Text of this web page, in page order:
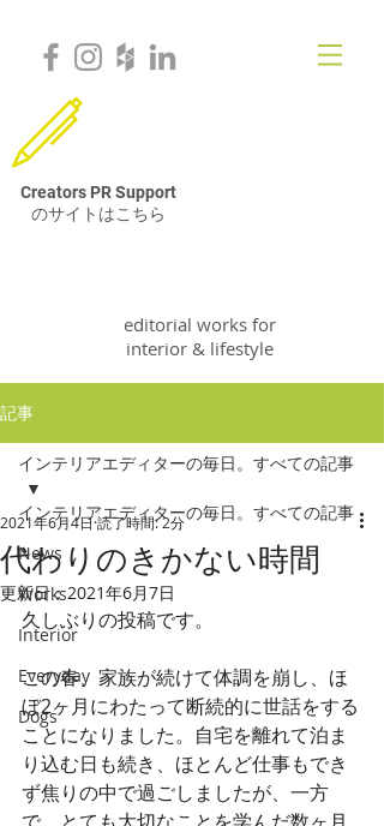
Creators PR Support
のサイトはこちら
editorial works for
interior & lifestyle
記事
インテリアエディターの毎日。すべての記事
News
Works
Interior
Everyday
Dogs
インテリアエディターの毎日。すべての記事
代わりのきかない時間
2021年6月4日読了時間: 2分
更新日：2021年6月7日
久しぶりの投稿です。
この春、家族が続けて体調を崩し、ほ
ぼ2ヶ月にわたって断続的に世話をする
ことになりました。自宅を離れて泊ま
り込む日も続き、ほとんど仕事もでき
ず焦りの中で過ごしましたが、一方